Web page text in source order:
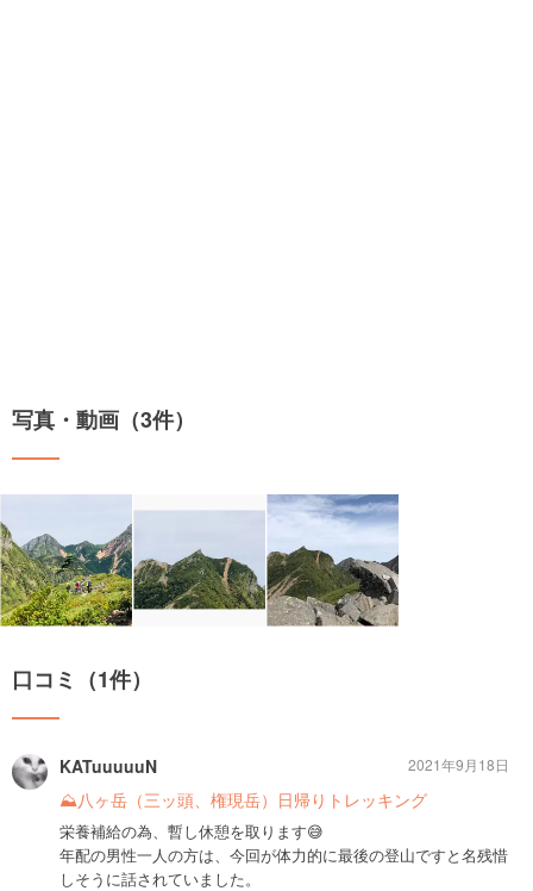
写真・動画（3件）
口コミ（1件）
KATuuuuuN
⛰八ヶ岳（三ッ頭、権現岳）日帰りトレッキング
栄養補給の為、暫し休憩を取ります😅
年配の男性一人の方は、今回が体力的に最後の登山ですと名残惜
しそうに話されていました。
2021年9月18日